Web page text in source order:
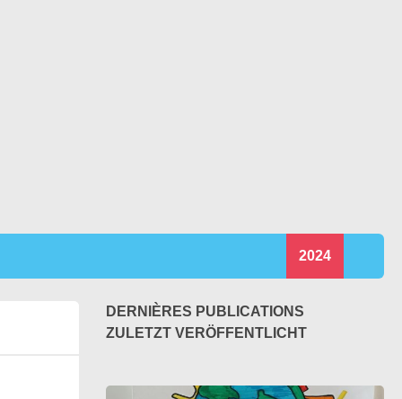
2024
DERNIÈRES PUBLICATIONS
ZULETZT VERÖFFENTLICHT